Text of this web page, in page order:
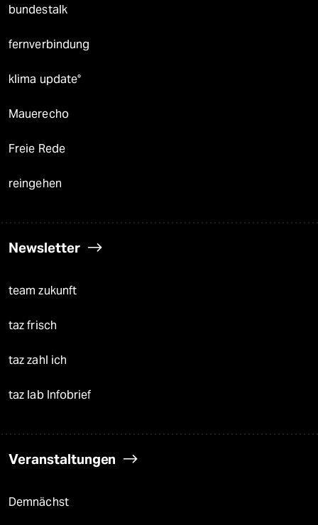
bundestalk
fernverbindung
klima update°
Mauerecho
Freie Rede
reingehen
Newsletter
team zukunft
taz frisch
taz zahl ich
taz lab Infobrief
Veranstaltungen
Demnächst